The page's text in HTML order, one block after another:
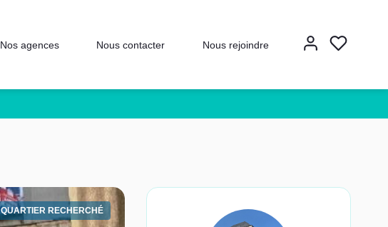
Nos agences Nous contacter Nous rejoindre
QUARTIER RECHERCHÉ